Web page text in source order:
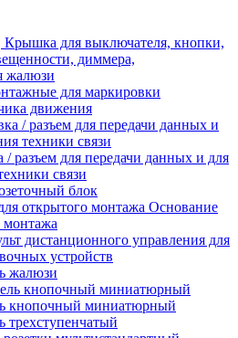
Крышка для выключателя, кнопки,
диммера,
жалюзи
для маркировки
движения
/ разъем для передачи данных и для
связи
блок
Основание
монтажа
дистанционного управления для
устройств
жалюзи
кнопочный миниатюрный
трехступенчатый